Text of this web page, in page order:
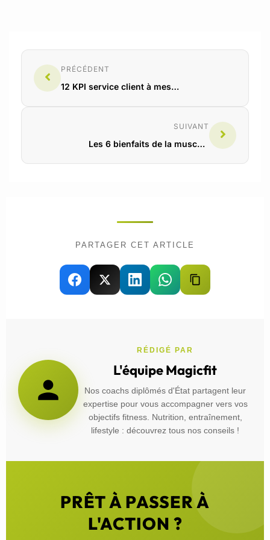
PRÉCÉDENT
12 KPI service client à mesurer dans une salle de sport
SUIVANT
Les 6 bienfaits de la musculation
PARTAGER CET ARTICLE
RÉDIGÉ PAR
L'équipe Magicfit
Nos coachs diplômés d'État partagent leur
expertise pour vous accompagner vers vos
objectifs fitness. Nutrition, entraînement,
lifestyle : découvrez tous nos conseils !
PRÊT À PASSER À
L'ACTION ?